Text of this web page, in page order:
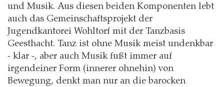
und Musik. Aus diesen beiden Komponenten lebt
auch das Gemeinschaftsprojekt der
Jugendkantorei Wohltorf mit der Tanzbasis
Geesthacht. Tanz ist ohne Musik meist undenkbar
- klar -, aber auch Musik fußt immer auf
irgendeiner Form (innerer ohnehin) von
Bewegung, denkt man nur an die barocken